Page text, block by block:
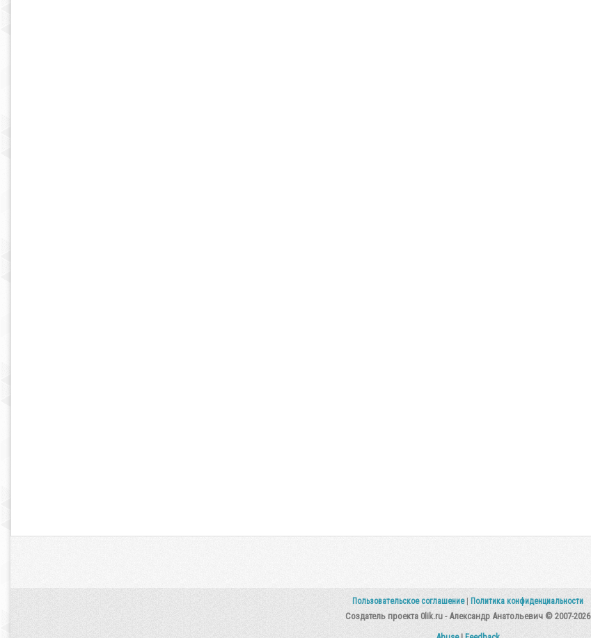
Пользовательское соглашение Политика конфиденциальности
Создатель проекта 0lik.ru - Александр Анатольевич © 2007-2026